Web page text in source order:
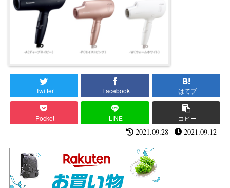
Twitter Facebook はてブ
Pocket LINE コピー
2021.09.28 2021.09.12